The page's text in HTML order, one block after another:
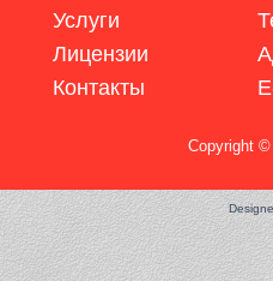
Услуги
Лицензии
Контакты
Copyright ©